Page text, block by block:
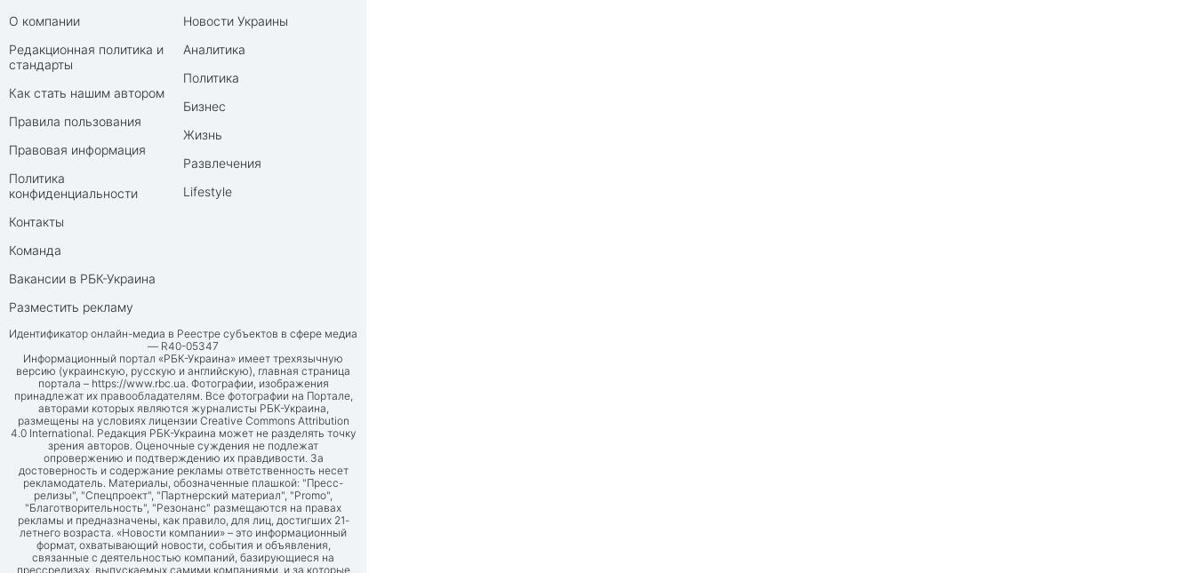
О компании
Редакционная политика и
стандарты
Как стать нашим автором
Правила пользования
Правовая информация
Политика
конфиденциальности
Контакты
Команда
Вакансии в РБК-Украина
Разместить рекламу
Новости Украины
Аналитика
Политика
Бизнес
Жизнь
Развлечения
Lifestyle
Идентификатор онлайн-медиа в Реестре субъектов в сфере медиа
— R40-05347
Информационный портал «РБК-Украина» имеет трехязычную
версию (украинскую, русскую и английскую), главная страница
портала – https://www.rbc.ua. Фотографии, изображения
принадлежат их правообладателям. Все фотографии на Портале,
авторами которых являются журналисты РБК-Украина,
размещены на условиях лицензии Creative Commons Attribution
4.0 International. Редакция РБК-Украина может не разделять точку
зрения авторов. Оценочные суждения не подлежат
опровержению и подтверждению их правдивости. За
достоверность и содержание рекламы ответственность несет
рекламодатель. Материалы, обозначенные плашкой: "Пресс-
релизы", "Спецпроект", "Партнерский материал", "Promo",
"Благотворительность", "Резонанс" размещаются на правах
рекламы и предназначены, как правило, для лиц, достигших 21-
летнего возраста. «Новости компании» – это информационный
формат, охватывающий новости, события и объявления,
связанные с деятельностью компаний, базирующиеся на
прессрелизах, выпускаемых самими компаниями, и за которые